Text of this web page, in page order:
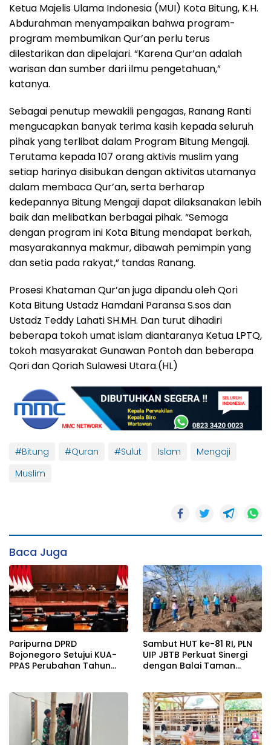
Ketua Majelis Ulama Indonesia (MUI) Kota Bitung, K.H.
Abdurahman menyampaikan bahwa program-
program membumikan Qur’an perlu terus
dilestarikan dan dipelajari. “Karena Qur’an adalah
warisan dan sumber dari ilmu pengetahuan,”
katanya.
Sebagai penutup mewakili pengagas, Ranang Ranti
mengucapkan banyak terima kasih kepada seluruh
pihak yang terlibat dalam Program Bitung Mengaji.
Terutama kepada 107 orang aktivis muslim yang
setiap harinya disibukan dengan aktivitas utamanya
dalam membaca Qur’an, serta berharap
kedepannya Bitung Mengaji dapat dilaksanakan lebih
baik dan melibatkan berbagai pihak. “Semoga
dengan program ini Kota Bitung mendapat berkah,
masyarakannya makmur, dibawah pemimpin yang
dan setia pada rakyat,” tandas Ranang.
Prosesi Khataman Qur’an juga dipandu oleh Qori
Kota Bitung Ustadz Hamdani Paransa S.sos dan
Ustadz Teddy Lahati SH.MH. Dan turut dihadiri
beberapa tokoh umat islam diantaranya Ketua LPTQ,
tokoh masyarakat Gunawan Pontoh dan beberapa
Qori dan Qoriah Sulawesi Utara.(HL)
#Bitung #Quran #Sulut Islam
Mengaji
Muslim
Baca Juga
Paripurna DPRD
Bojonegoro Setujui KUA-
PPAS Perubahan Tahun
Sambut HUT ke-81 RI, PLN
UIP JBTB Perkuat Sinergi
dengan Balai Taman
SUTET 500 kV Paiton–
Watudodol/Kalipuro